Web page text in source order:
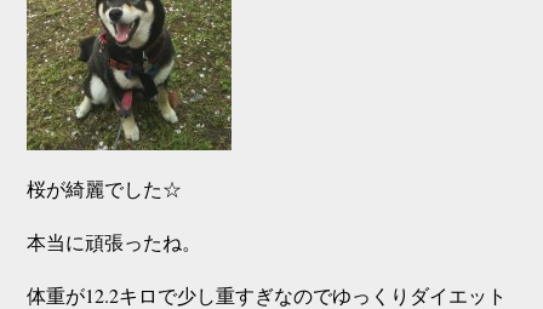
桜が綺麗でした☆
本当に頑張ったね。
体重が12.2キロで少し重すぎなのでゆっくりダイエット